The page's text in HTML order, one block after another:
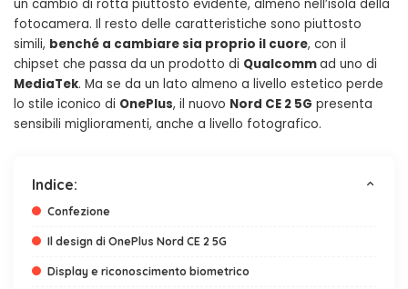
un cambio di rotta piuttosto evidente, almeno nell’isola della
fotocamera. Il resto delle caratteristiche sono piuttosto
simili, benché a cambiare sia proprio il cuore, con il
chipset che passa da un prodotto di Qualcommad uno di
MediaTek. Ma se da un lato almeno a livello estetico perde
lo stile iconico di OnePlus, il nuovo Nord CE 2 5G presenta
sensibili miglioramenti, anche a livello fotografico.
Indice:
Confezione
Il design di OnePlus Nord CE 2 5G
Display e riconoscimento biometrico